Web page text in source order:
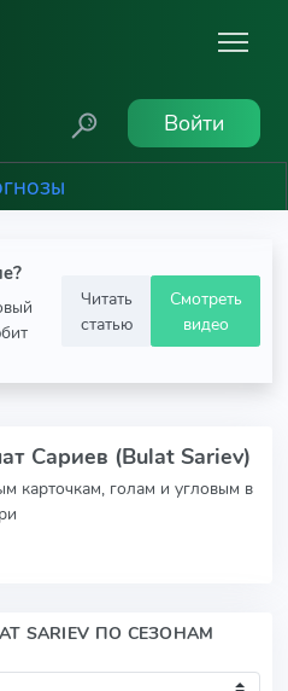
Войти
Читать
статью
Смотреть
видео
Сариев (Bulat Sariev)
карточкам, голам и угловым в
SARIEV ПО СЕЗОНАМ